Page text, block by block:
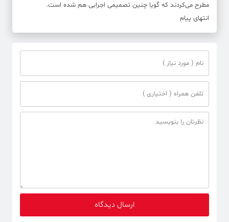
مطرح می‌کردند که گویا چنین تصمیمی اجرایی هم شده است.
انتهای پیام